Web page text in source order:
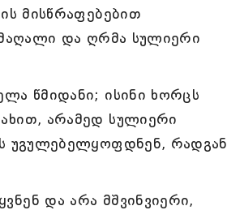
მისწრაფებებით
და ღრმა სულიერი
წმიდანი; ისინი ხორცს
არამედ სულიერი
უგულებელყოფდნენ, რადგან
და არა მშვინვიერი,